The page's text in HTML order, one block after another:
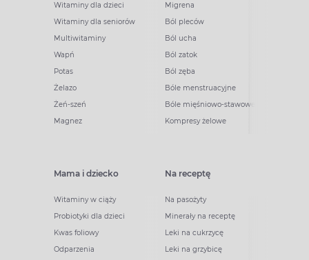
Witaminy dla dzieci
Witaminy dla seniorów
Multiwitaminy
Wapń
Potas
Żelazo
Żeń-szeń
Magnez
Migrena
Ból pleców
Ból ucha
Ból zatok
Ból zęba
Bóle menstruacyjne
Bóle mięśniowo-stawowe
Kompresy żelowe
Mama i dziecko
Witaminy w ciąży
Probiotyki dla dzieci
Kwas foliowy
Odparzenia
Na receptę
Na pasożyty
Minerały na receptę
Leki na cukrzycę
Leki na grzybicę